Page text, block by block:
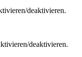
deaktivieren.
deaktivieren.